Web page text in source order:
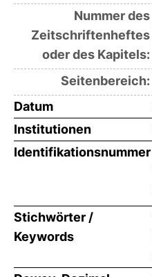
Nummer des
Zeitschriftenheftes
oder des Kapitels:
Seitenbereich:
Datum
Institutionen
Identifikationsnummer
Stichwörter /
Keywords